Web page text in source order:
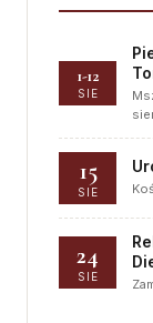
1-12
SIE
15
SIE
24
SIE